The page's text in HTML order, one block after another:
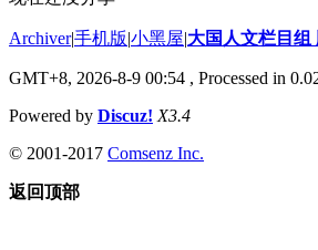
Archiver|手机版|小黑屋|大国人文栏目组
GMT+8, 2026-8-9 00:54 , Processed in
Powered by Discuz! X3.4
© 2001-2017 Comsenz Inc.
返回顶部